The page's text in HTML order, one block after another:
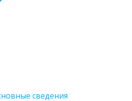
сведения